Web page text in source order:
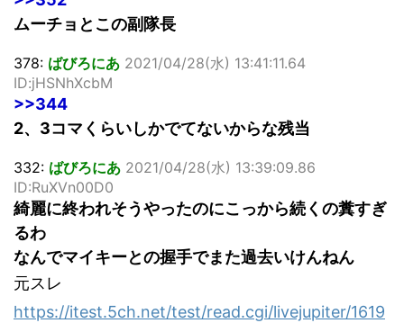
ムーチョとこの副隊長
378: ばびろにあ 2021/04/28(水) 13:41:11.64
ID:jHSNhXcbM
>>344
2、3コマくらいしかでてないからな残当
332: ばびろにあ 2021/04/28(水) 13:39:09.86
ID:RuXVn00D0
綺麗に終われそうやったのにこっから続くの糞すぎ
るわ
なんでマイキーとの握手でまた過去いけんねん
元スレ
https://itest.5ch.net/test/read.cgi/livejupiter/1619